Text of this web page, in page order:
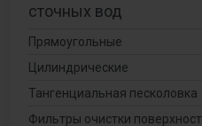
сточных вод
Прямоугольные
Цилиндрические
Тангенциальная песколовка
Фильтры очистки